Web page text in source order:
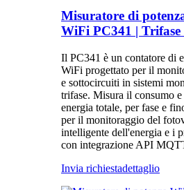
Misuratore di
WiFi PC341 | Trifase
Il PC341 è un contatore di
WiFi progettato per il
e sottocircuiti in sistemi
trifase. Misura il consumo
energia totale, per fase e
per il monitoraggio del
intelligente dell'energia e i
con integrazione API
Invia richiestadettaglio